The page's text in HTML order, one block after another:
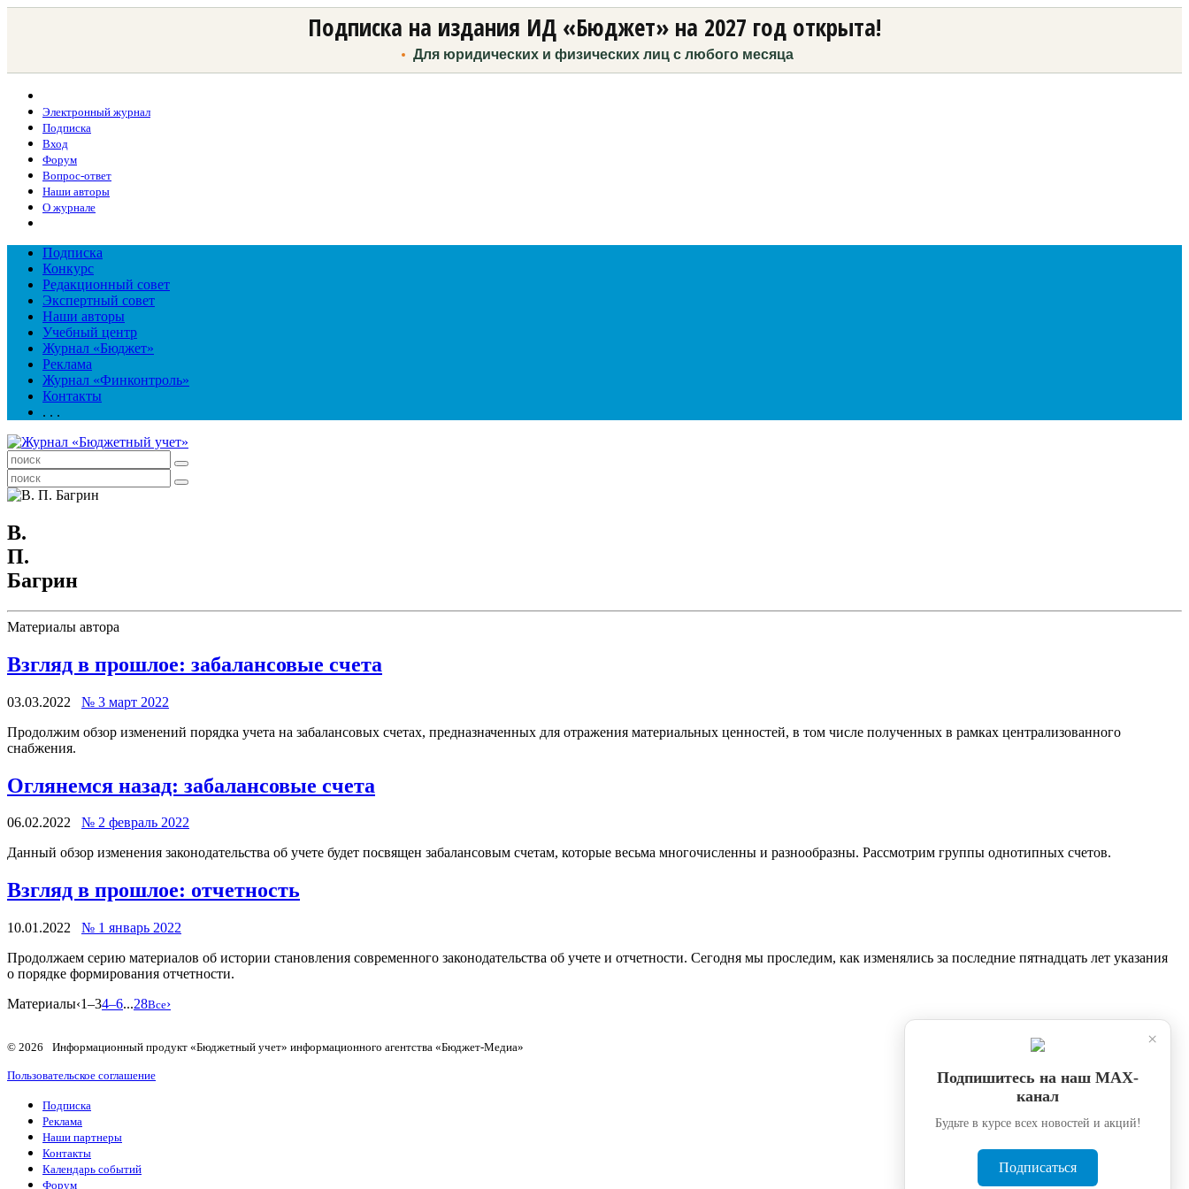
Подписка на издания ИД «Бюджет» на 2027 год открыта!
Для юридических и физических лиц с любого месяца
Электронный журнал
Подписка
Вход
Форум
Вопрос-ответ
Наши авторы
О журнале
Подписка
Конкурс
Редакционный совет
Экспертный совет
Наши авторы
Учебный центр
Журнал «Бюджет»
Реклама
Журнал «Финконтроль»
Контакты
. . .
В.
П.
Багрин
Материалы автора
Взгляд в прошлое: забалансовые счета
03.03.2022
№ 3 март 2022
Продолжим обзор изменений порядка учета на забалансовых счетах, предназначенных для отражения материальных ценностей, в том числе полученных в рамках централизованного
снабжения.
Оглянемся назад: забалансовые счета
06.02.2022
№ 2 февраль 2022
Данный обзор изменения законодательства об учете будет посвящен забалансовым счетам, которые весьма многочисленны и разнообразны. Рассмотрим группы однотипных счетов.
Взгляд в прошлое: отчетность
10.01.2022
№ 1 январь 2022
Продолжаем серию материалов об истории становления современного законодательства об учете и отчетности. Сегодня мы проследим, как изменялись за последние пятнадцать лет указания
о порядке формирования отчетности.
Материалы‹1–34–6...28Все›
© 2026 Информационный продукт «Бюджетный учет» информационного агентства «Бюджет-Медиа»
Пользовательское соглашение
Подписка
Реклама
Наши партнеры
Контакты
Календарь событий
Форум
×
Подпишитесь на наш МАХ-
канал
Будьте в курсе всех новостей и акций!
Подписаться